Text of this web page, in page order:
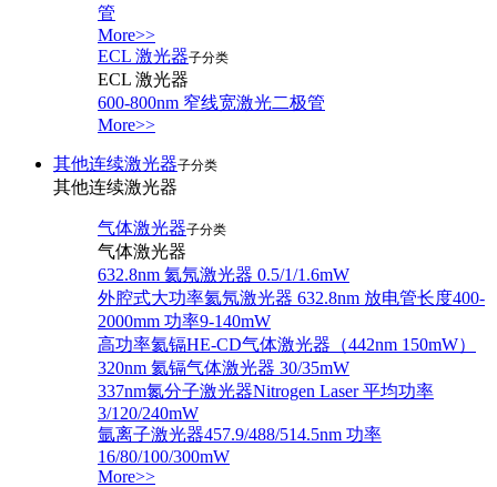
管
More>>
ECL 激光器子分类
ECL 激光器
600-800nm 窄线宽激光二极管
More>>
其他连续激光器子分类
其他连续激光器
气体激光器子分类
气体激光器
632.8nm 氦氖激光器 0.5/1/1.6mW
外腔式大功率氦氖激光器 632.8nm 放电管长度400-
2000mm 功率9-140mW
高功率氦镉HE-CD气体激光器（442nm 150mW）
320nm 氦镉气体激光器 30/35mW
337nm氮分子激光器Nitrogen Laser 平均功率
3/120/240mW
氩离子激光器457.9/488/514.5nm 功率
16/80/100/300mW
More>>